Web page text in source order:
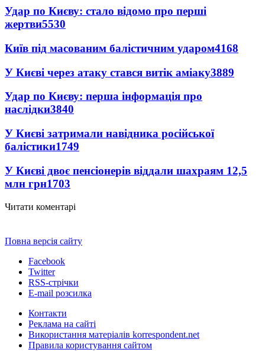
Удар по Києву: стало відомо про перші
жертви5530
Київ під масованим балістичним ударом4168
У Києві через атаку стався витік аміаку3889
Удар по Києву: перша інформація про
наслідки3840
У Києві затримали навідника російської
балістики1749
У Києві двоє пенсіонерів віддали шахраям 12,5
млн грн1703
Читати коментарі
Повна версія сайту
Facebook
Twitter
RSS-стрічки
E-mail розсилка
Контакти
Реклама на сайті
Використання матеріалів korrespondent.net
Правила користування сайтом